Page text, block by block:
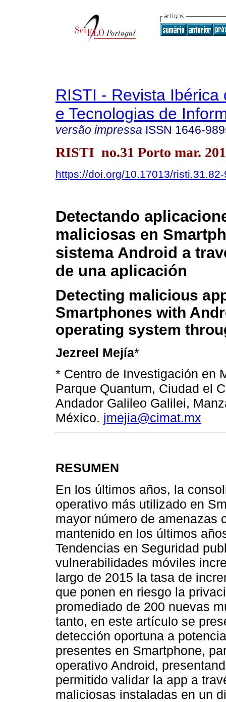
RISTI - Revista Ibérica
e Tecnologias de
versão impressa ISSN 1646-
RISTI no.31 Porto mar.
https://doi.org/10.17013/
Detectando
maliciosas en
sistema Android a
de una aplicación
Detecting malicious
Smartphones with
operating system
Jezreel Mejía*
* Centro de Investigación en
Parque Quantum, Ciudad el
Andador Galileo Galilei,
México. jmejia@cimat.mx
RESUMEN
En los últimos años, la
operativo más utilizado en
mayor número de amenazas
mantenido en los últimos
Tendencias en Seguridad
vulnerabilidades móviles
largo de 2015 la tasa de
que ponen en riesgo la
promediado de 200 nuevas
tanto, en este artículo se
detección oportuna a
presentes en Smartphone,
operativo Android,
permitido validar la app a
maliciosas instaladas en un